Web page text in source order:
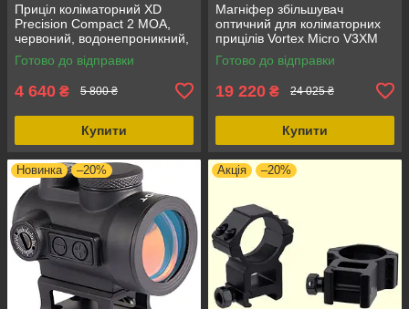
Приціл коліматорний XD
Precision Compact 2 MOA,
червоний, водонепроникний,
для полювання та стрільби
Готово до відправки
4 640 ₴ 5 800 ₴
Купити
Магніфер збільшувач
оптичний для коліматорних
прицілів Vortex Micro V3XM
на планку Пікатінні,
трьохкратний
Готово до відправки
19 220 ₴ 24 025 ₴
Купити
Новинка –20% Акція –20%